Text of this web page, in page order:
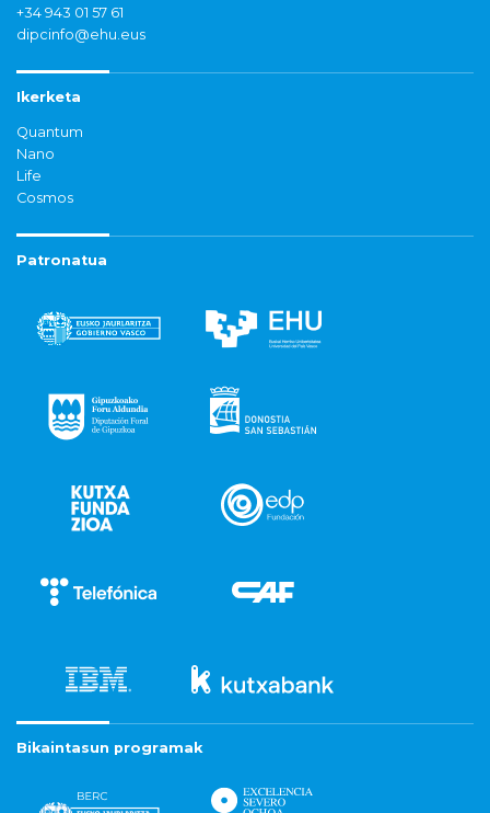
+34 943 01 57 61
dipcinfo@ehu.eus
Ikerketa
Quantum
Nano
Life
Cosmos
Patronatua
Bikaintasun programak